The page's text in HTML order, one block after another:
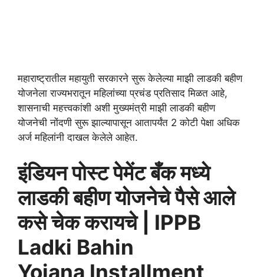
महाराष्ट्रातील महायुती सरकारने सुरू केलेल्या माझी लाडकी बहीण
योजनेला राज्यभरातून महिलांच्या प्रचंड प्रतिसाद मिळत आहे,
शासनाची महत्त्वकांशी अशी मुख्यमंत्री माझी लाडकी बहीण
योजनेची नोंदणी सुरू झाल्यापासून आतापर्यंत 2 कोटी पेक्षा अधिक
अर्ज महिलांनी दाखल केलेले आहेत.
इंडियन पोस्ट पेमेंट बँक मध्ये
लाडकी बहीण योजनेचे पैसे आले
कसे चेक करायचे | IPPB
Ladki Bahin
Yojana Installment